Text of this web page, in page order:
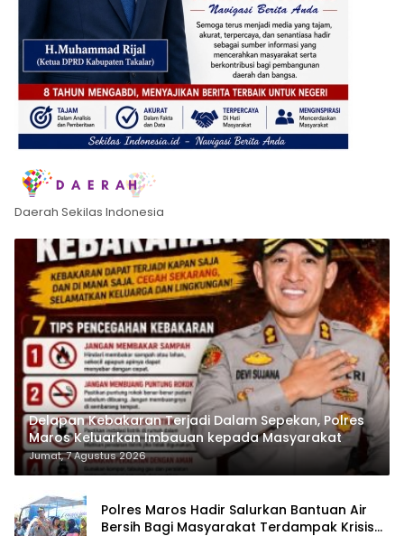
Daerah Sekilas Indonesia
Delapan Kebakaran Terjadi Dalam Sepekan, Polres
Maros Keluarkan Imbauan kepada Masyarakat
Jumat, 7 Agustus 2026
Polres Maros Hadir Salurkan Bantuan Air
Bersih Bagi Masyarakat Terdampak Krisis